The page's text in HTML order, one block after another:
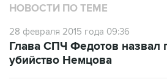
НОВОСТИ ПО ТЕМЕ
28 февраля 2015 года 09:36
Глава СПЧ Федотов назвал
убийство Немцова